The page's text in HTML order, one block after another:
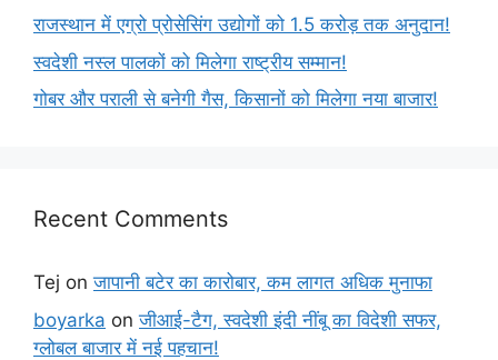
राजस्थान में एग्रो प्रोसेसिंग उद्योगों को 1.5 करोड़ तक अनुदान!
स्वदेशी नस्ल पालकों को मिलेगा राष्ट्रीय सम्मान!
गोबर और पराली से बनेगी गैस, किसानों को मिलेगा नया बाजार!
Recent Comments
Tej onजापानी बटेर का कारोबार, कम लागत अधिक मुनाफा
boyarka onजीआई-टैग, स्वदेशी इंदी नींबू का विदेशी सफर,
ग्लोबल बाजार में नई पहचान!